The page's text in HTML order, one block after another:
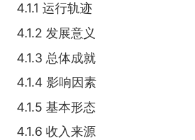
4.1.1 运行轨迹
4.1.2 发展意义
4.1.3 总体成就
4.1.4 影响因素
4.1.5 基本形态
4.1.6 收入来源